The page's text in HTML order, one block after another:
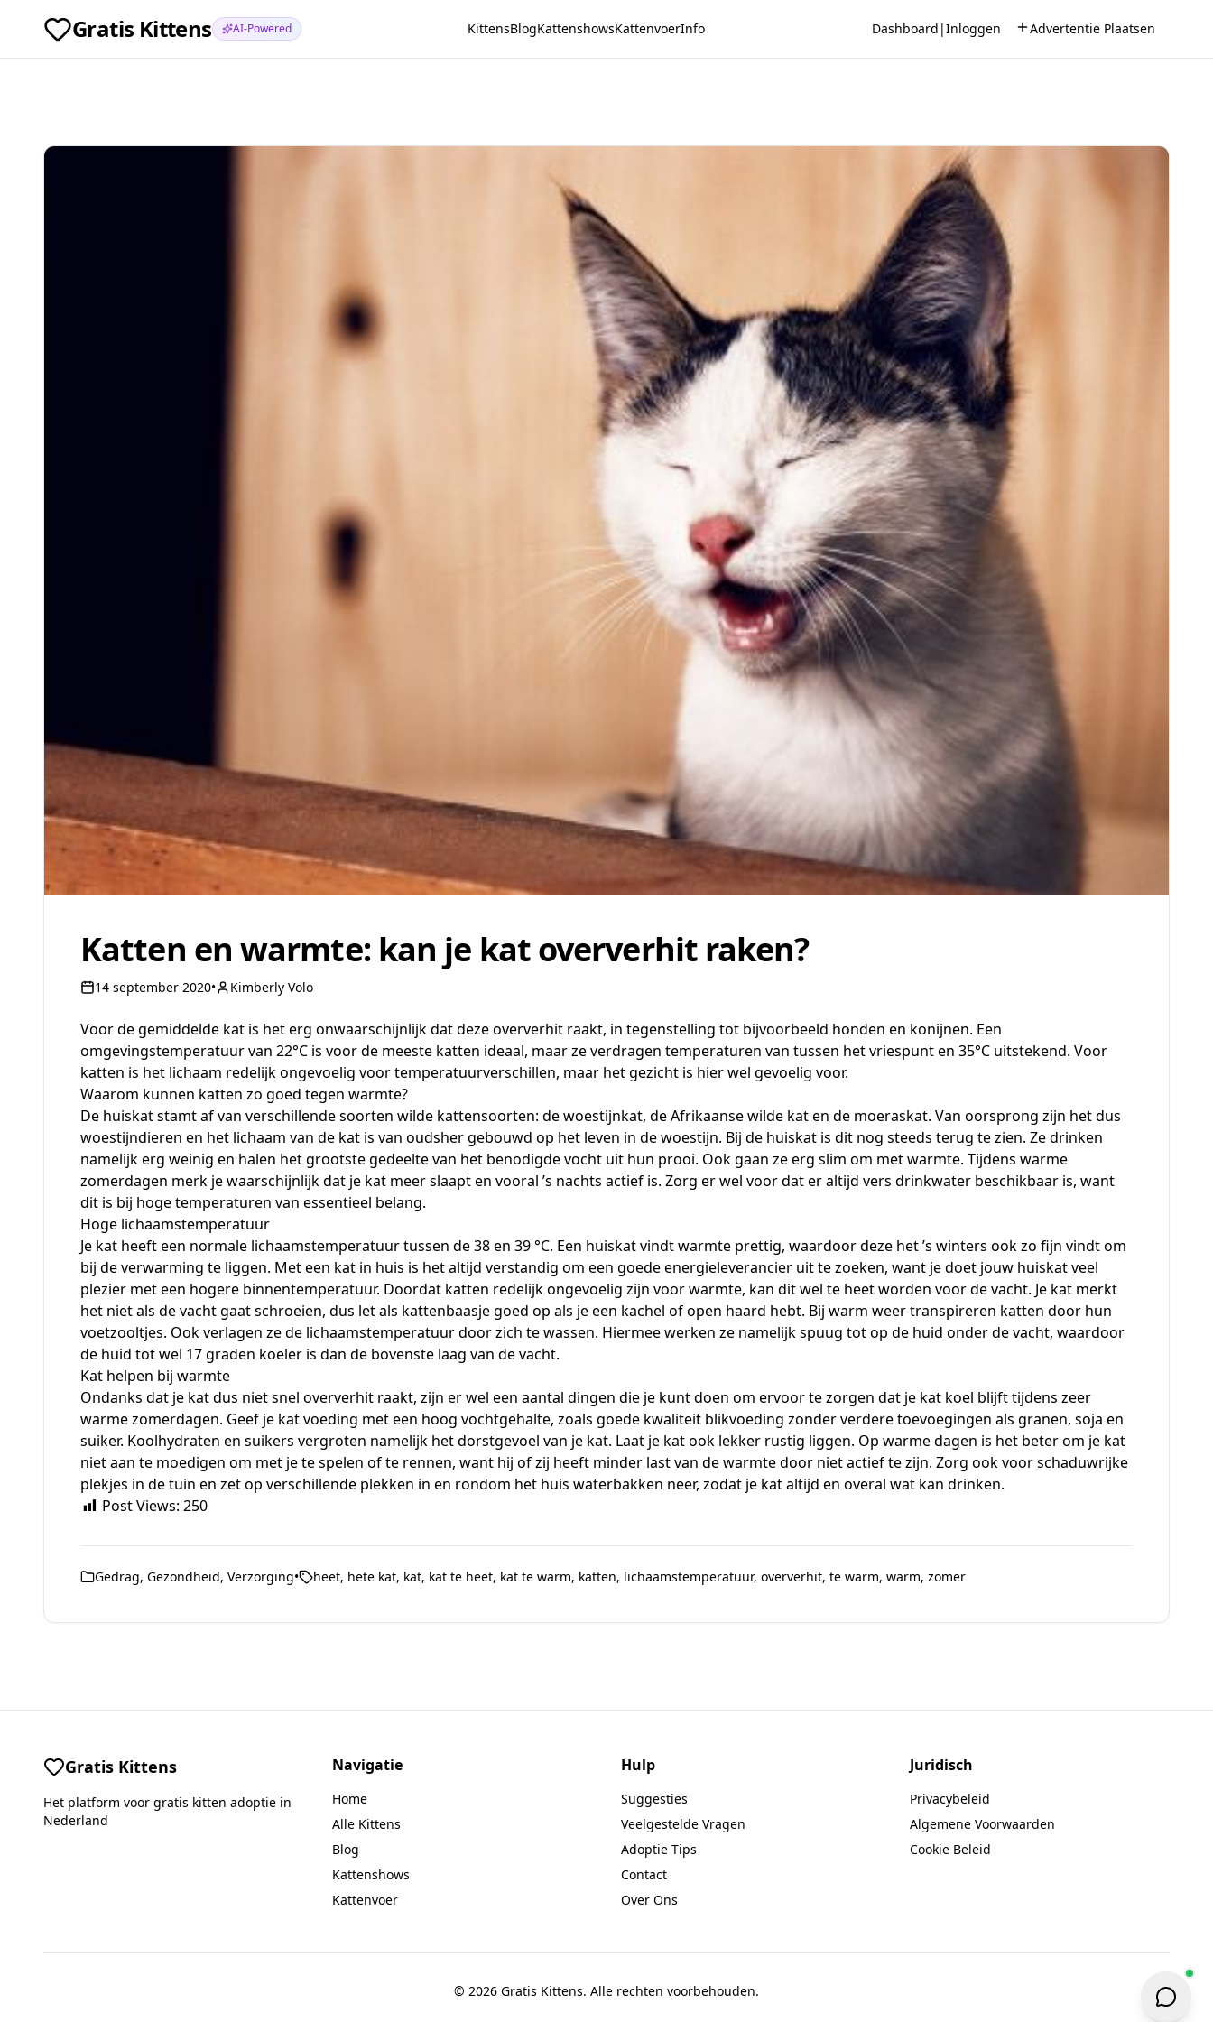
Gratis Kittens AI-Powered KittensBlogKattenshowsKattenvoerInfo Dashboard |Inloggen Advertentie Plaatsen
Katten en warmte: kan je kat oververhit raken?
14 september 2020• Kimberly Volo
Voor de gemiddelde kat is het erg onwaarschijnlijk dat deze oververhit raakt, in tegenstelling tot bijvoorbeeld honden en konijnen. Een
omgevingstemperatuur van 22°C is voor de meeste katten ideaal, maar ze verdragen temperaturen van tussen het vriespunt en 35°C uitstekend. Voor
katten is het lichaam redelijk ongevoelig voor temperatuurverschillen, maar het gezicht is hier wel gevoelig voor.
Waarom kunnen katten zo goed tegen warmte?
De huiskat stamt af van verschillende soorten wilde kattensoorten: de woestijnkat, de Afrikaanse wilde kat en de moeraskat. Van oorsprong zijn het dus
woestijndieren en het lichaam van de kat is van oudsher gebouwd op het leven in de woestijn. Bij de huiskat is dit nog steeds terug te zien. Ze drinken
namelijk erg weinig en halen het grootste gedeelte van het benodigde vocht uit hun prooi. Ook gaan ze erg slim om met warmte. Tijdens warme
zomerdagen merk je waarschijnlijk dat je kat meer slaapt en vooral ’s nachts actief is. Zorg er wel voor dat er altijd vers drinkwater beschikbaar is, want
dit is bij hoge temperaturen van essentieel belang.
Hoge lichaamstemperatuur
Je kat heeft een normale lichaamstemperatuur tussen de 38 en 39 °C. Een huiskat vindt warmte prettig, waardoor deze het ’s winters ook zo fijn vindt om
bij de verwarming te liggen. Met een kat in huis is het altijd verstandig om een goedeenergieleverancier uit te zoeken, want je doet jouw huiskat veel
plezier met een hogere binnentemperatuur. Doordat katten redelijk ongevoelig zijn voor warmte, kan dit wel te heet worden voor de vacht. Je kat merkt
het niet als de vacht gaat schroeien, dus let als kattenbaasje goed op als je een kachel of open haard hebt. Bij warm weer transpireren katten door hun
voetzooltjes. Ook verlagen ze de lichaamstemperatuur door zich te wassen. Hiermee werken ze namelijk spuug tot op de huid onder de vacht, waardoor
de huid tot wel 17 graden koeler is dan de bovenste laag van de vacht.
Kat helpen bij warmte
Ondanks dat je kat dus niet snel oververhit raakt, zijn er wel een aantal dingen die je kunt doen om ervoor te zorgen dat je kat koel blijft tijdens zeer
warme zomerdagen. Geef je kat voeding met een hoog vochtgehalte, zoals goede kwaliteit blikvoeding zonder verdere toevoegingen als granen, soja en
suiker. Koolhydraten en suikers vergroten namelijk het dorstgevoel van je kat. Laat je kat ook lekker rustig liggen. Op warme dagen is het beter om je kat
niet aan te moedigen om met je te spelen of te rennen, want hij of zij heeft minder last van de warmte door niet actief te zijn. Zorg ook voor schaduwrijke
plekjes in de tuin en zet op verschillende plekken in en rondom het huis waterbakken neer, zodat je kat altijd en overal wat kan drinken.
Post Views: 250
Gedrag, Gezondheid, Verzorging• heet, hete kat, kat, kat te heet, kat te warm, katten, lichaamstemperatuur, oververhit, te warm, warm, zomer
Gratis Kittens
Het platform voor gratis kitten adoptie in
Nederland
Navigatie
Home
Alle Kittens
Blog
Kattenshows
Kattenvoer
Hulp
Suggesties
Veelgestelde Vragen
Adoptie Tips
Contact
Over Ons
Juridisch
Privacybeleid
Algemene Voorwaarden
Cookie Beleid
© 2026 Gratis Kittens. Alle rechten voorbehouden.